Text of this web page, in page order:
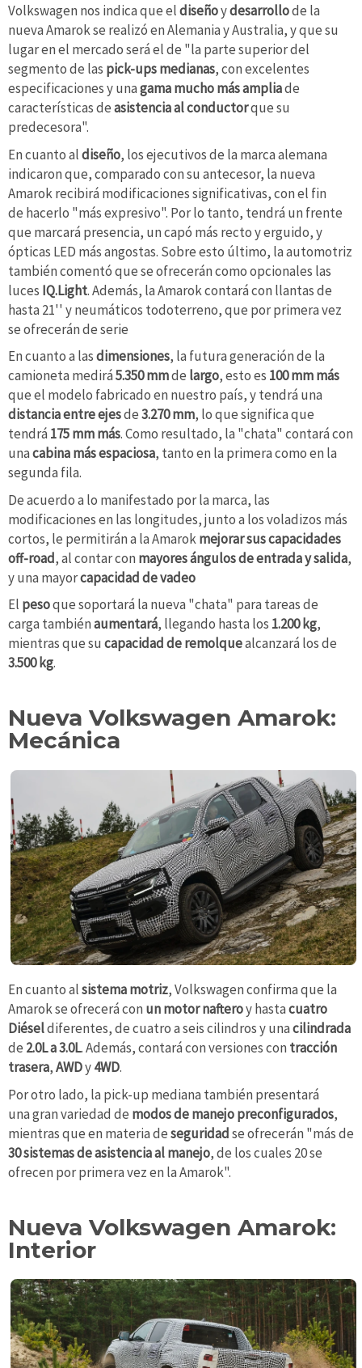
Volkswagen nos indica que eldiseñoydesarrollode la
nueva Amarok se realizó en Alemania y Australia, y que su
lugar en el mercado será el de "la parte superior del
segmento de las pick-ups medianas, con excelentes
especificaciones y unagama mucho más ampliade
características deasistencia al conductorque su
predecesora".
En cuanto aldiseño, los ejecutivos de la marca alemana
indicaron que, comparado con su antecesor, la nueva
Amarok recibirá modificaciones significativas, con el fin
de hacerlo "más expresivo". Por lo tanto, tendrá un frente
que marcará presencia, un capó más recto y erguido, y
ópticas LED más angostas. Sobre esto último, la automotriz
también comentó que se ofrecerán como opcionales las
luces IQ.Light. Además, la Amarok contará con llantas de
hasta 21'' y neumáticos todoterreno, que por primera vez
se ofrecerán de serie
En cuanto a lasdimensiones, la futura generación de la
camioneta medirá5.350 mmde largo, esto es 100 mm más
que el modelo fabricado en nuestro país, y tendrá una
distancia entre ejesde3.270 mm, lo que significa que
tendrá 175 mm más. Como resultado, la "chata" contará con
unacabina más espaciosa, tanto en la primera como en la
segunda fila.
De acuerdo a lo manifestado por la marca, las
modificaciones en las longitudes, junto a los voladizos más
cortos, le permitirán a la Amarokmejorar sus capacidades
off-road, al contar con mayores ángulos de entrada y salida,
y una mayorcapacidad de vadeo
El pesoque soportará la nueva "chata" para tareas de
carga tambiénaumentará, llegando hasta los 1.200 kg,
mientras que su capacidad de remolquealcanzará los de
3.500 kg.
Nueva Volkswagen Amarok:
Mecánica
En cuanto alsistema motriz, Volkswagen confirma que la
Amarok se ofrecerá con un motor nafteroy hastacuatro
Diéseldiferentes, de cuatro a seis cilindros y unacilindrada
de 2.0L a 3.0L. Además, contará con versiones con tracción
trasera,AWDy4WD.
Por otro lado, la pick-up mediana también presentará
una gran variedad de modos de manejo preconfigurados,
mientras que en materia deseguridadse ofrecerán "más de
30 sistemas de asistencia al manejo, de los cuales 20 se
ofrecen por primera vez en la Amarok".
Nueva Volkswagen Amarok:
Interior